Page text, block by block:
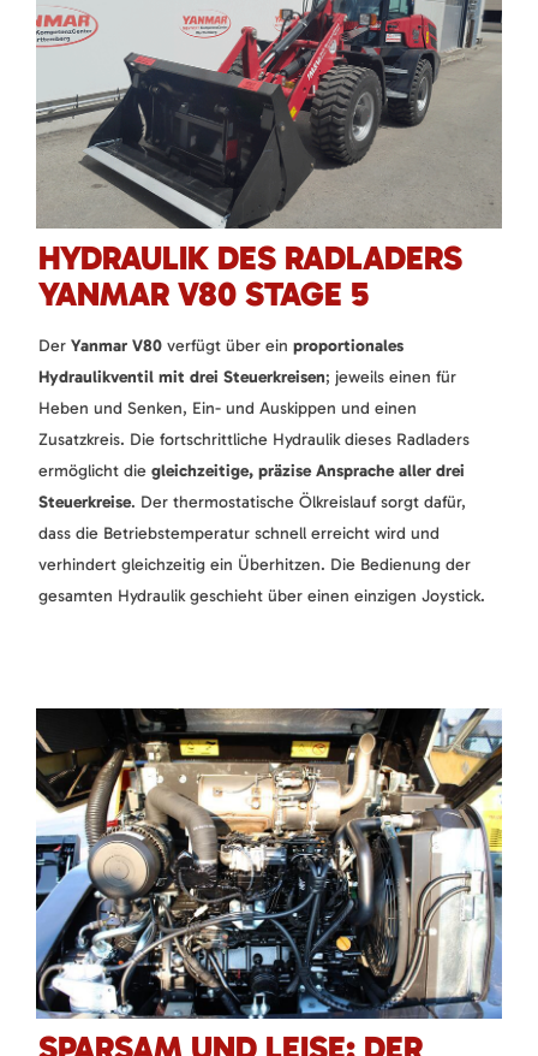
HYDRAULIK DES RADLADERS
YANMAR V80 STAGE 5
Der Yanmar V80 verfügt über ein proportionales
Hydraulikventil mit drei Steuerkreisen; jeweils einen für
Heben und Senken, Ein- und Auskippen und einen
Zusatzkreis. Die fortschrittliche Hydraulik dieses Radladers
ermöglicht die gleichzeitige, präzise Ansprache aller drei
Steuerkreise. Der thermostatische Ölkreislauf sorgt dafür,
dass die Betriebstemperatur schnell erreicht wird und
verhindert gleichzeitig ein Überhitzen. Die Bedienung der
gesamten Hydraulik geschieht über einen einzigen Joystick.